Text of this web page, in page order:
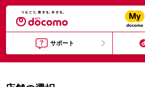
サポート